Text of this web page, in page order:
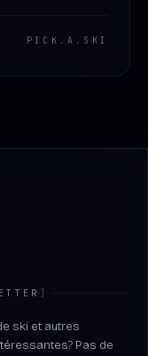
PICK . A . SKI
]
ski et autres
Pas de